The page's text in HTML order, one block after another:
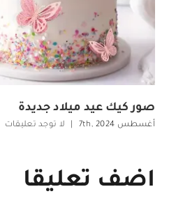
كيك عيد ميلاد صغير
أغسطس 4th, 2024 12 تعليقات
اضف تعليقا